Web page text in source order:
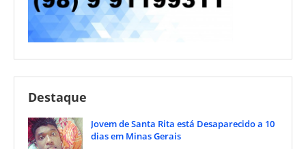
Destaque
Jovem de Santa Rita está Desaparecido a 10
dias em Minas Gerais